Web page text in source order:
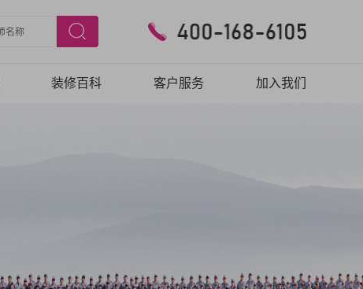
装修百科 客户服务 加入我们